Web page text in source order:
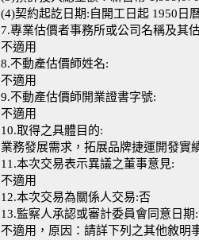
(4)契約起訖日期:自開工日起 1950日
7.專業估價者事務所或公司名稱及其
不適用
8.不動產估價師姓名:
不適用
9.不動產估價師開業證書字號:
不適用
10.取得之具體目的:
業務發展需求，拓展品牌捷運開發實
11.本次交易表示異議之董事意見:
不適用
12.本次交易為關係人交易:否
13.監察人承認或審計委員會同意日期:
不適用，原因：請詳下列之其他敘明